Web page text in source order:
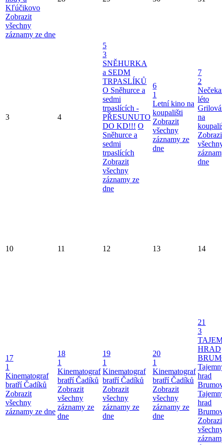
Kľúčikovo
Zobrazit
všechny
záznamy ze dne
3 4
5
3
SNĚHURKA
a SEDM
TRPASLÍKŮ
O Sněhurce a
sedmi
trpaslících -
PŘESUNUTO
DO KD!!! O
Sněhurce a
sedmi
trpaslících
Zobrazit
všechny
záznamy ze
dne
6
1
Letní kino na
koupališti
Zobrazit
všechny
záznamy ze
dne
7
2
léto
na
dne
10 11 12 13 14
17
1
Kinematograf
bratří Čadíků
Zobrazit
všechny
záznamy ze dne
18
1
Kinematograf
bratří Čadíků
Zobrazit
všechny
záznamy ze
dne
19
1
Kinematograf
bratří Čadíků
Zobrazit
všechny
záznamy ze
dne
20
1
Kinematograf
bratří Čadíků
Zobrazit
všechny
záznamy ze
dne
21
3
HRAD
hrad
hrad